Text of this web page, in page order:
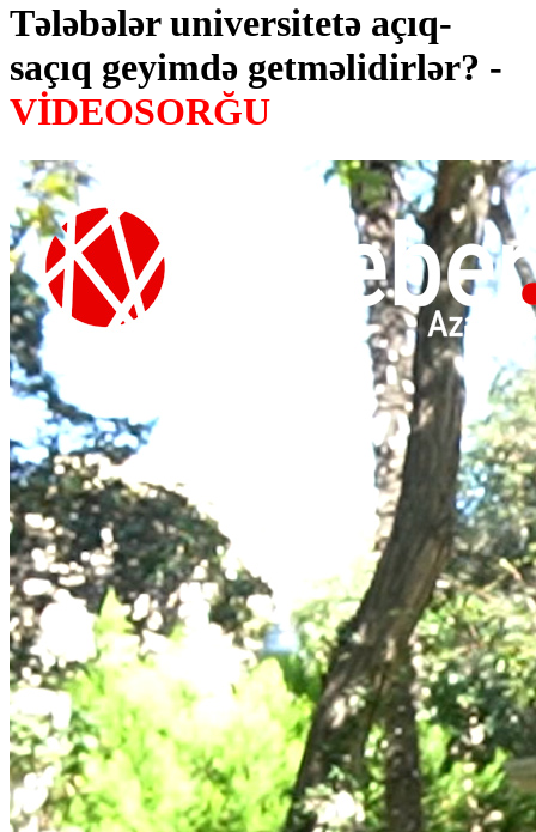
Tələbələr universitetə açıq-
saçıq geyimdə getməlidirlər? -
VİDEOSORĞU